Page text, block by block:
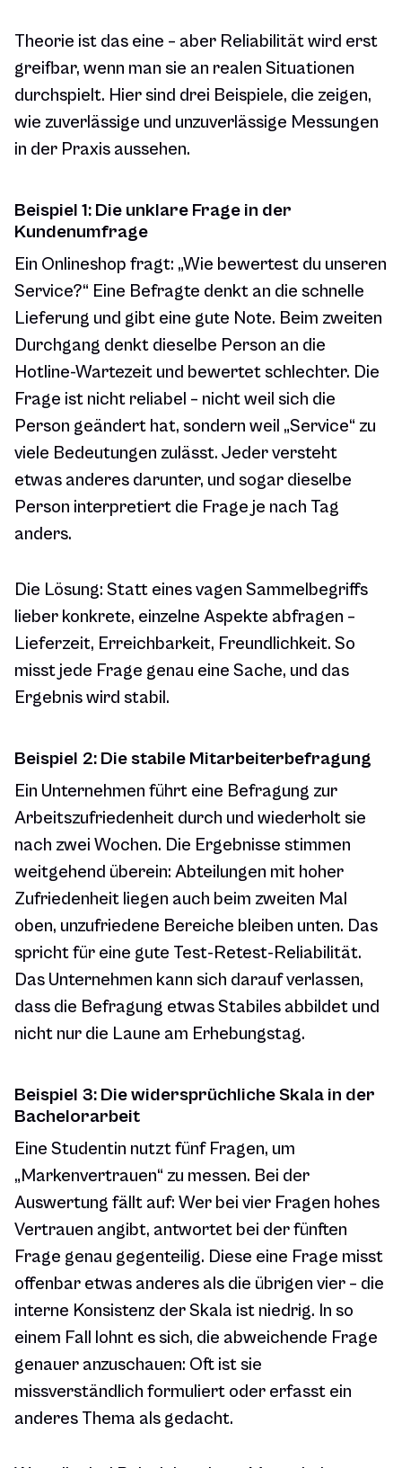
Theorie ist das eine – aber Reliabilität wird erst
greifbar, wenn man sie an realen Situationen
durchspielt. Hier sind drei Beispiele, die zeigen,
wie zuverlässige und unzuverlässige Messungen
in der Praxis aussehen.
Beispiel 1: Die unklare Frage in der
Kundenumfrage
Ein Onlineshop fragt: „Wie bewertest du unseren
Service?“ Eine Befragte denkt an die schnelle
Lieferung und gibt eine gute Note. Beim zweiten
Durchgang denkt dieselbe Person an die
Hotline-Wartezeit und bewertet schlechter. Die
Frage ist nicht reliabel – nicht weil sich die
Person geändert hat, sondern weil „Service“ zu
viele Bedeutungen zulässt. Jeder versteht
etwas anderes darunter, und sogar dieselbe
Person interpretiert die Frage je nach Tag
anders.
Die Lösung: Statt eines vagen Sammelbegriffs
lieber konkrete, einzelne Aspekte abfragen –
Lieferzeit, Erreichbarkeit, Freundlichkeit. So
misst jede Frage genau eine Sache, und das
Ergebnis wird stabil.
Beispiel 2: Die stabile Mitarbeiterbefragung
Ein Unternehmen führt eine Befragung zur
Arbeitszufriedenheit durch und wiederholt sie
nach zwei Wochen. Die Ergebnisse stimmen
weitgehend überein: Abteilungen mit hoher
Zufriedenheit liegen auch beim zweiten Mal
oben, unzufriedene Bereiche bleiben unten. Das
spricht für eine gute Test-Retest-Reliabilität.
Das Unternehmen kann sich darauf verlassen,
dass die Befragung etwas Stabiles abbildet und
nicht nur die Laune am Erhebungstag.
Beispiel 3: Die widersprüchliche Skala in der
Bachelorarbeit
Eine Studentin nutzt fünf Fragen, um
„Markenvertrauen“ zu messen. Bei der
Auswertung fällt auf: Wer bei vier Fragen hohes
Vertrauen angibt, antwortet bei der fünften
Frage genau gegenteilig. Diese eine Frage misst
offenbar etwas anderes als die übrigen vier – die
interne Konsistenz der Skala ist niedrig. In so
einem Fall lohnt es sich, die abweichende Frage
genauer anzuschauen: Oft ist sie
missverständlich formuliert oder erfasst ein
anderes Thema als gedacht.